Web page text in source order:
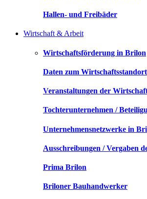
Hallen- und Freibäder
Wirtschaft & Arbeit
Wirtschaftsförderung in Brilon
Daten zum Wirtschaftsstandort
Veranstaltungen der
Tochterunternehmen /
Unternehmensnetzwerke in
Ausschreibungen / Vergaben
Prima Brilon
Briloner Bauhandwerker